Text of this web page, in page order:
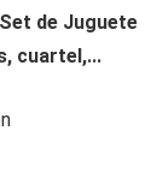
de Juguete
cuartel,...